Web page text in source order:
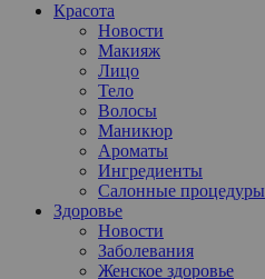
Красота
Новости
Макияж
Лицо
Тело
Волосы
Маникюр
Ароматы
Ингредиенты
Салонные процедуры
Здоровье
Новости
Заболевания
Женское здоровье